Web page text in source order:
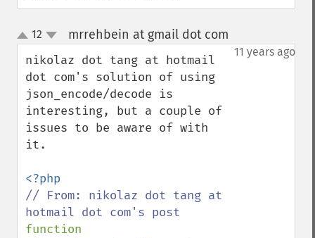
up
down
12 mrrehbein at gmail dot com
11 years ago
nikolaz dot tang at hotmail
dot com's solution of using
json_encode/decode is
interesting, but a couple of
issues to be aware of with
it.
// From: nikolaz dot tang at